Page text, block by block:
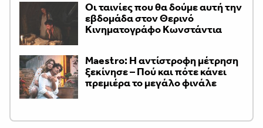
Οι ταινίες που θα δούμε αυτή την
εβδομάδα στον Θερινό
Κινηματογράφο Κωνστάντια
Maestro: Η αντίστροφη μέτρηση
ξεκίνησε – Πού και πότε κάνει
πρεμιέρα το μεγάλο φινάλε